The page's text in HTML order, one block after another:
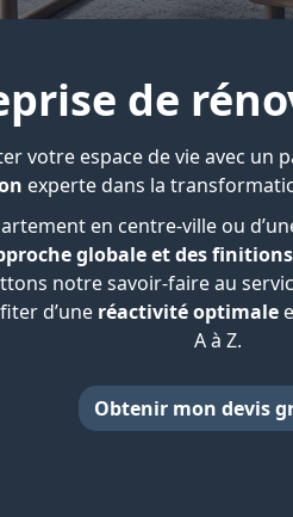
de
votre espace de vie avec un
experte dans la
en centre-ville ou
globale et des
notre savoir-faire au
d’une réactivité optimale
A à Z.
Obtenir mon devis